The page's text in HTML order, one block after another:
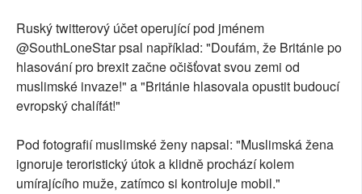
Ruský twitterový účet operující pod jménem
@SouthLoneStar psal například: "Doufám, že Británie po
hlasování pro brexit začne očišťovat svou zemi od
muslimské invaze!" a "Británie hlasovala opustit budoucí
evropský chalífát!"
Pod fotografií muslimské ženy napsal: "Muslimská žena
ignoruje teroristický útok a klidně prochází kolem
umírajícího muže, zatímco si kontroluje mobil."